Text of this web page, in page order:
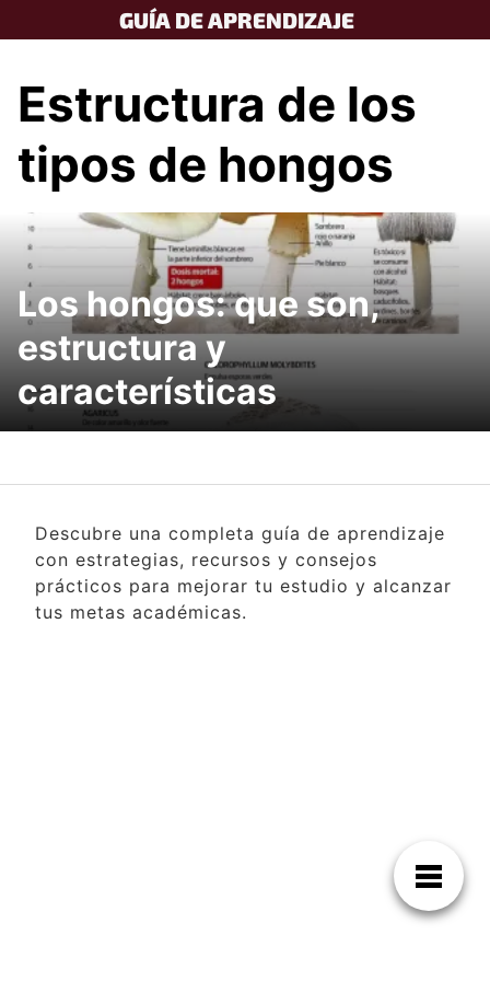
to
GUÍA DE APRENDIZAJE
Estructura de los
tipos de hongos
Los hongos: que son,
estructura y
características
Descubre una completa guía de aprendizaje
con estrategias, recursos y consejos
prácticos para mejorar tu estudio y alcanzar
tus metas académicas.